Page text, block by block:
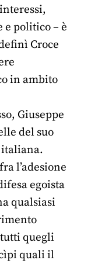
politico – è
Croce
in ambito
Giuseppe
del suo
italiana.
l’adesione
egoista
qualsiasi
quegli
quali il